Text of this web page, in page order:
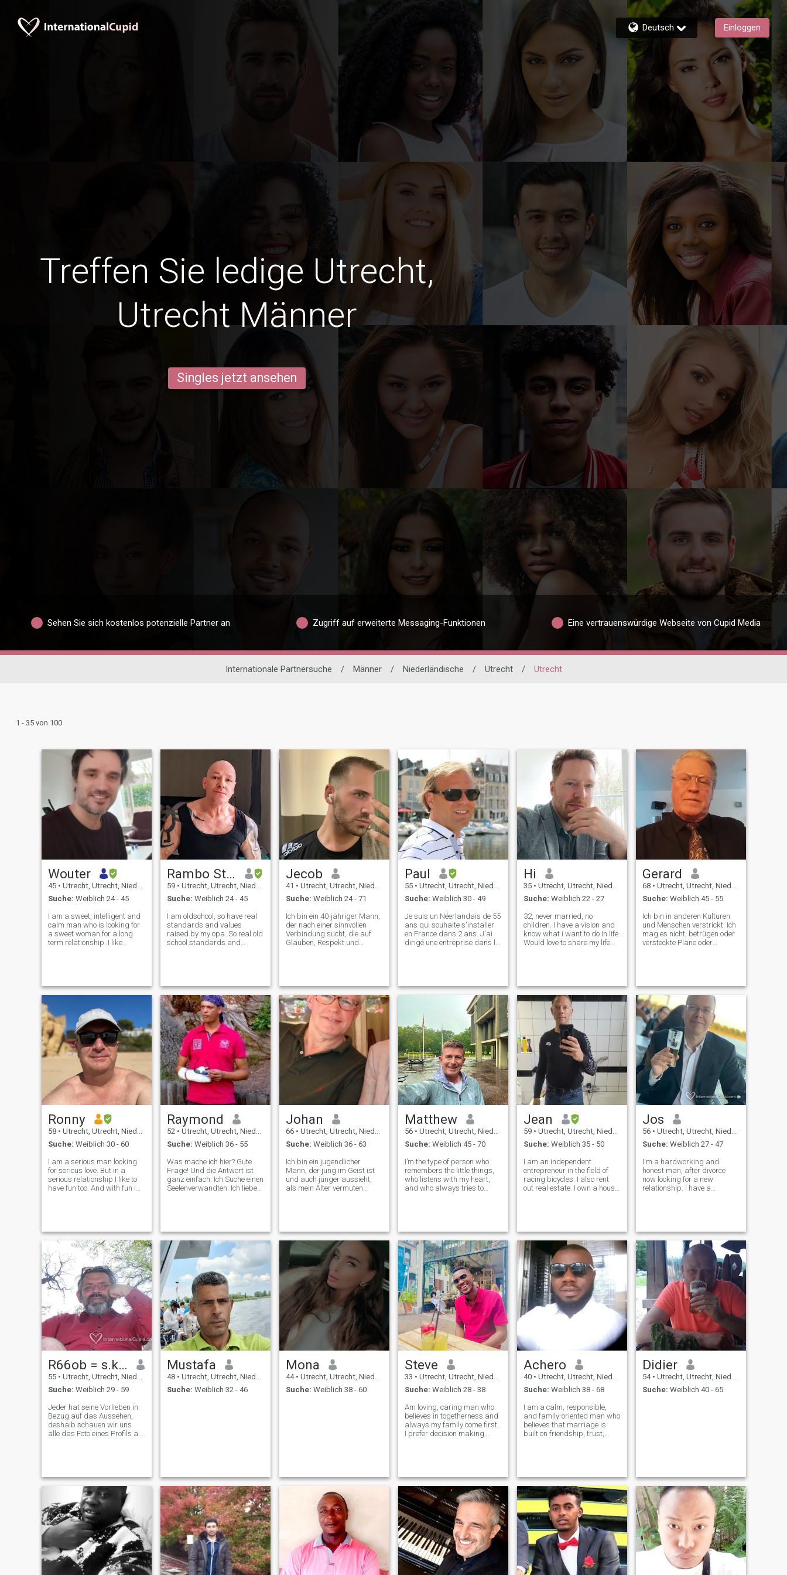
Deutsch Einloggen
Treffen Sie ledige Utrecht,
Utrecht Männer
Singles jetzt ansehen
Sehen Sie sich kostenlos potenzielle Partner an Zugriff auf erweiterte Messaging-Funktionen Eine vertrauenswürdige Webseite von Cupid Media
Internationale Partnersuche / Männer / Niederländische / Utrecht / Utrecht
1 - 35 von 100
Wouter
45 • Utrecht, Utrecht, Niederlande
Suche: Weiblich 24 - 45
I am a sweet, intelligent and
calm man who is looking for
a sweet woman for a long
term relationship. I like
for instance. I often go to the
city center
Rambo Strong men
59 • Utrecht, Utrecht, Niederlande
Suche: Weiblich 24 - 45
I am oldschool, so have real
standards and values
raised by my opa. So real old
school standards and
day, every minute,every
second. My a
Jecob
41 • Utrecht, Utrecht, Niederlande
Suche: Weiblich 24 - 71
Ich bin ein 40-jähriger Mann,
der nach einer sinnvollen
Verbindung sucht, die auf
Glauben, Respekt und
nun um tiefe Gespräche,
Reisen oder Lachen bei einer
guten Mahlzeit geht, ich
glaube, dass der richtige
Partner alles schöner macht.
Wenn du jemand bist, der ein
aufrichtiges Herz hat, dann
lass uns verbinden!
Paul
55 • Utrecht, Utrecht, Niederlande
Suche: Weiblich 30 - 49
Je suis un Néerlandais de 55
ans qui souhaite s'installer
en France dans 2 ans. J'ai
dirigé une entreprise dans le
les produits pour les en
Hi
35 • Utrecht, Utrecht, Niederlande
Suche: Weiblich 22 - 27
32, never married, no
children. I have a vision and
know what i want to do in life.
Would love to share my life
marriage and to have a
family
Gerard
68 • Utrecht, Utrecht, Niederlande
Suche: Weiblich 45 - 55
Ich bin in anderen Kulturen
und Menschen verstrickt. Ich
mag es nicht, betrügen oder
versteckte Pläne oder
Seelenverwandten fürs
Leben! Die Frau, nach der
man sucht, muss an ihrem
Mann bleiben. Eine Frau nur
für ihren Mann.
Ronny
58 • Utrecht, Utrecht, Niederlande
Suche: Weiblich 30 - 60
I am a serious man looking
for serious love. But in a
serious relationship I like to
have fun too. And with fun I
everything lovers do when
they ar
Raymond
52 • Utrecht, Utrecht, Niederlande
Suche: Weiblich 36 - 55
Was mache ich hier? Gute
Frage! Und die Antwort ist
ganz einfach: Ich Suche einen
Seelenverwandten. Ich liebe
Seelenverwandten
zusammen sein! Een goede
tijd en doet een bede
together!
Johan
66 • Utrecht, Utrecht, Niederlande
Suche: Weiblich 36 - 63
Ich bin ein jugendlicher
Mann, der jung im Geist ist
und auch jünger aussieht,
als mein Alter vermuten
zusammen noch eine Familie
gründen könnten. Was den
Rest betrifft, fragen Sie mich.
Matthew
56 • Utrecht, Utrecht, Niederlande
Suche: Weiblich 45 - 70
I’m the type of person who
remembers the little things,
who listens with my heart,
and who always tries to
comfort of a warm cup of
coffee, the quie
Jean
59 • Utrecht, Utrecht, Niederlande
Suche: Weiblich 35 - 50
I am an independent
entrepreneur in the field of
racing bicycles. I also rent
out real estate. I own a house
nature. I love going out for
dinner
Jos
56 • Utrecht, Utrecht, Niederlande
Suche: Weiblich 27 - 47
I'm a hardworking and
honest man, after divorce
now looking for a new
relationship. I have a
family. I hope you can be part
of it! Falo P
R66ob = s.k.yp.e
55 • Utrecht, Utrecht, Niederlande
Suche: Weiblich 29 - 59
Jeder hat seine Vorlieben in
Bezug auf das Aussehen,
deshalb schauen wir uns
alle das Foto eines Profils an.
aussehende Dame mit einem
warmen, zarten, süßen und
liebevollen Lächeln und mit
einer magischen Botschaft in
ihren Augen. Wenn die
Strahlen deines Lächelns
und deiner Augen mein Herz
erreichen, haben wir einen
guten Anfang. Dann wird
eine Frau schön für mich.
Natürlich mag ich es, wenn
Mustafa
48 • Utrecht, Utrecht, Niederlande
Suche: Weiblich 32 - 46
Mona
44 • Utrecht, Utrecht, Niederlande
Suche: Weiblich 38 - 60
Steve
33 • Utrecht, Utrecht, Niederlande
Suche: Weiblich 28 - 38
Am loving, caring man who
believes in togetherness and
always my family come first.
I prefer decision making
Achero
40 • Utrecht, Utrecht, Niederlande
Suche: Weiblich 38 - 68
I am a calm, responsible,
and family-oriented man who
believes that marriage is
built on friendship, trust,
Didier
54 • Utrecht, Utrecht, Niederlande
Suche: Weiblich 40 - 65